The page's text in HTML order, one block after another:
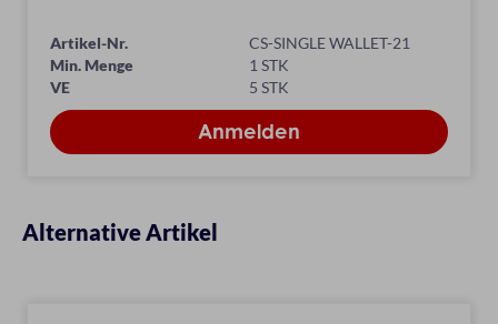
Artikel-Nr.
CS-SINGLE WALLET-21
Min. Menge
1 STK
VE
5 STK
Alternative Artikel